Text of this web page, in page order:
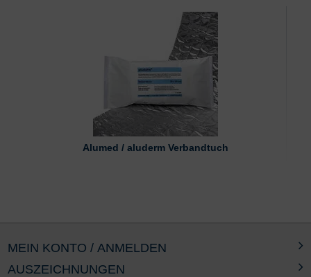
Alumed / aluderm Verbandtuch
AUSZEICHNUNGEN
MEIN KONTO / ANMELDEN